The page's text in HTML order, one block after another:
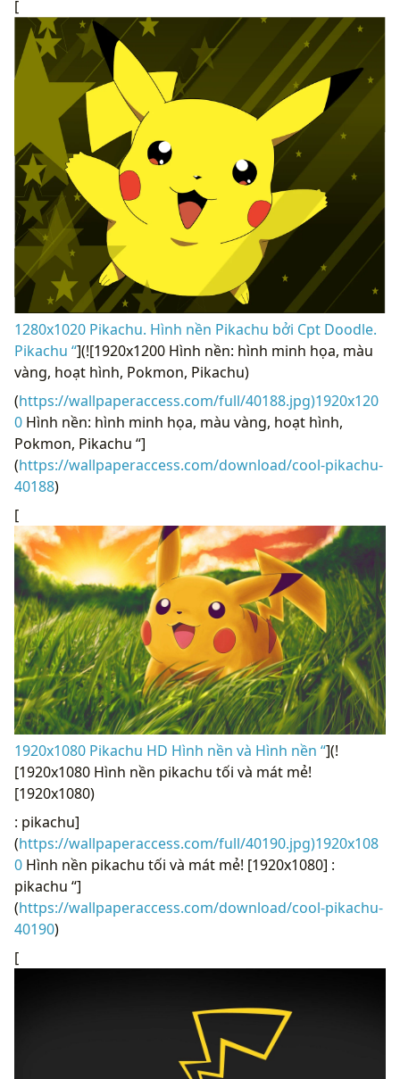
[
1280x1020 Pikachu. Hình nền Pikachu bởi Cpt Doodle.
Pikachu “](![1920x1200 Hình nền: hình minh họa, màu
vàng, hoạt hình, Pokmon, Pikachu)
(https://wallpaperaccess.com/full/40188.jpg)1920x120
0 Hình nền: hình minh họa, màu vàng, hoạt hình,
Pokmon, Pikachu “]
(https://wallpaperaccess.com/download/cool-pikachu-
40188)
[
1920x1080 Pikachu HD Hình nền và Hình nền “](!
[1920x1080 Hình nền pikachu tối và mát mẻ!
[1920x1080)
: pikachu]
(https://wallpaperaccess.com/full/40190.jpg)1920x108
0 Hình nền pikachu tối và mát mẻ! [1920x1080] :
pikachu “]
(https://wallpaperaccess.com/download/cool-pikachu-
40190)
[